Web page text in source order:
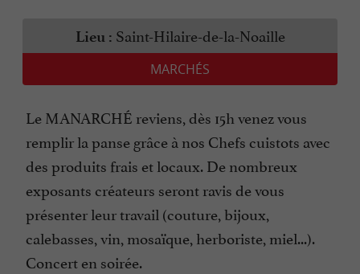
Lieu : Saint-Hilaire-de-la-Noaille
MARCHÉS
Le MANARCHÉ reviens, dès 15h venez vous
remplir la panse grâce à nos Chefs cuistots avec
des produits frais et locaux. De nombreux
exposants créateurs seront ravis de vous
présenter leur travail (couture, bijoux,
calebasses, vin, mosaïque, herboriste, miel...).
Concert en soirée.